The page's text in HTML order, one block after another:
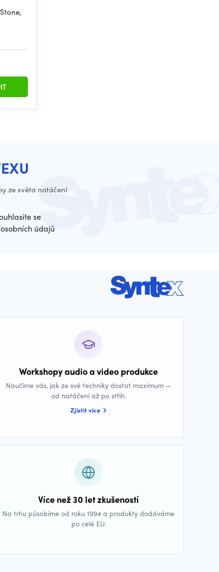
ze světa natáčení
se
údajů
Workshopy audio a video produkce
Naučíme vás, jak ze své techniky dostat maximum —
od natáčení až po střih.
Zjistit více
Více než 30 let zkušeností
Na trhu působíme od roku 1994 a produkty dodáváme
po celé EU.